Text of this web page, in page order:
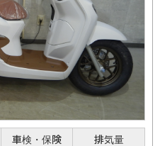
車検・保険
排気量